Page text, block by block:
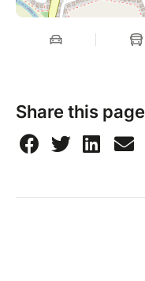
Share this page